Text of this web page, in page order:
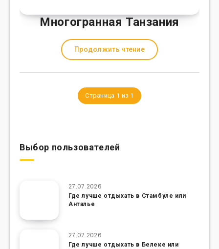
Многогранная Танзания
Продолжить чтение
Страница 1 из 1
Выбор пользователей
27.07.2026
Где лучше отдыхать в Стамбуле или
Анталье
27.07.2026
Где лучше отдыхать в Белеке или